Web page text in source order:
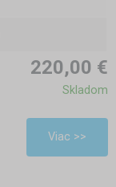
220,00 €
Skladom
Viac >>